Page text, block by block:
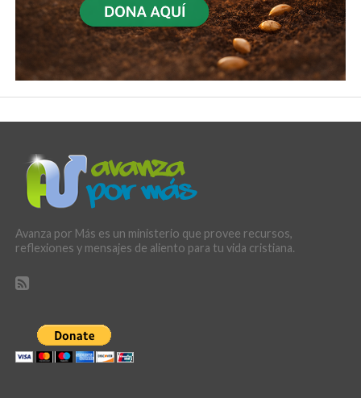
Avanza por Más es un ministerio que provee recursos,
reflexiones y mensajes de aliento para tu vida cristiana.